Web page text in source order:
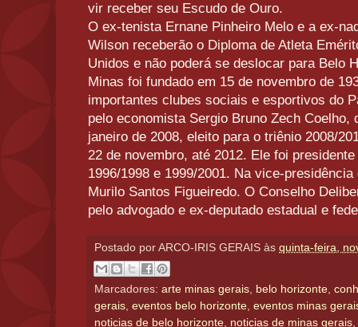
vir receber seu Escudo de Ouro.
O ex-tenista Ernane Pinheiro Melo e a ex-
Wilson receberão o Diploma de Atleta
Unidos e não poderá se deslocar para Belo
Minas foi fundado em 15 de novembro de
importantes clubes sociais e esportivos do
pelo economista Sergio Bruno Zech Coelho,
janeiro de 2008, eleito para o triênio 2008/
22 de novembro, até 2012. Ele foi
1996/1998 e 1999/2001. Na vice-
Murilo Santos Figueiredo. O Conselho
pelo advogado e ex-deputado estadual e
Postado por ARCO-IRIS GERAIS às quinta-feira,
Marcadores: arte minas gerais belo horizonte
gerais eventos belo horizonte eventos minas
noticias de belo horizonte noticias de minas gerais